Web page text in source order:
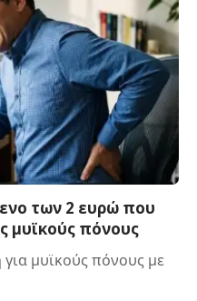
των 2 ευρώ που
μυϊκούς πόνους
μυϊκούς πόνους με